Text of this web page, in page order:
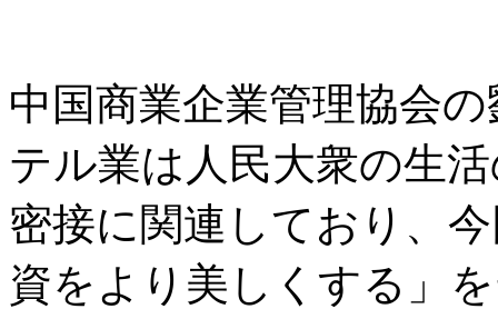
中国商業企業管理協会
テル業は人民大衆の生
密接に関連しており、
資をより美しくする」